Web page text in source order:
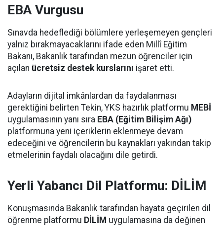
EBA Vurgusu
Sınavda hedeflediği bölümlere yerleşemeyen gençleri
yalnız bırakmayacaklarını ifade eden Millî Eğitim
Bakanı, Bakanlık tarafından mezun öğrenciler için
açılan ücretsiz destek kurslarını işaret etti.
Adayların dijital imkânlardan da faydalanması
gerektiğini belirten Tekin, YKS hazırlık platformu MEBİ
uygulamasının yanı sıra EBA (Eğitim Bilişim Ağı)
platformuna yeni içeriklerin eklenmeye devam
edeceğini ve öğrencilerin bu kaynakları yakından takip
etmelerinin faydalı olacağını dile getirdi.
Yerli Yabancı Dil Platformu: DİLİM
Konuşmasında Bakanlık tarafından hayata geçirilen dil
öğrenme platformu DİLİM uygulamasına da değinen